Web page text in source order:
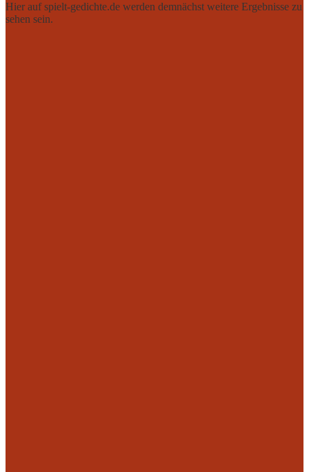
Hier auf spielt-gedichte.de werden demnächst weitere Ergebnisse zu
sehen sein.